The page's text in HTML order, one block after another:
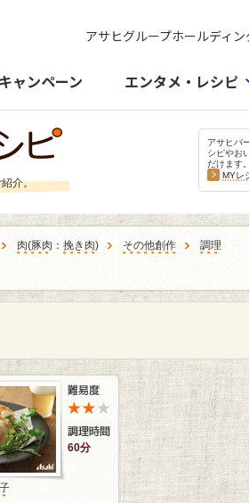
アサヒグループホールディン
キャンペーン エンタメ・レシピ
介。
アサヒパ
シピやお
だけます。
MYレ
肉(豚肉 ： 挽き肉) その他創作
調理
60分